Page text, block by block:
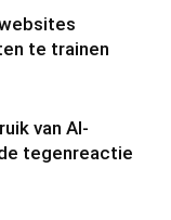
te trainen
van AI-
tegenreactie